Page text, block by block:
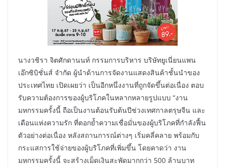
​นางวชิรา จิตศักดานนท์ กรรมการบริหาร บริษัทยูเนี่ยนแพน
เอ๊กซิบิชั่นส์ จำกัด ผู้นำด้านการจัดงานแสดงสินค้าชั้นนำของ
ประเทศไทย เปิดเผยว่า เป็นอีกหนึ่งงานที่ถูกจัดขึ้นต่อเนื่อง ตอบ
รับความต้องการของผู้บริโภคในหลากหลายรูปแบบ “งาน
มหกรรมครั้งนี้ ถือเป็นงานต้อนรับต้นปีช่วงเทศกาลตรุษจีน และ
เดือนแห่งความรัก ที่ตอกย้ำความเชื่อมั่นของผู้บริโภคที่กำลังฟื้น
ตัวอย่างต่อเนื่อง หลังสถานการณ์ต่างๆ เริ่มคลี่คลาย พร้อมกับ
กระแสการใช้จ่ายของผู้บริโภคที่เพิ่มขึ้น โดยคาดว่า งาน
มหกรรมครั้งนี้ จะสร้างเม็ดเงินสะพัดมากกว่า 500 ล้านบาท